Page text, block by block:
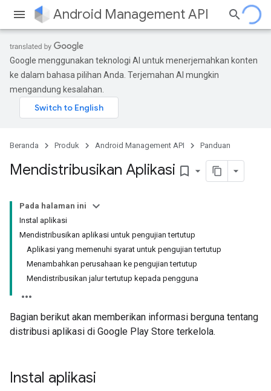
Android Management API
Google menggunakan teknologi AI untuk menerjemahkan konten
ke dalam bahasa pilihan Anda. Terjemahan AI mungkin
mengandung kesalahan.
Beranda Produk Android Management API Panduan
Mendistribusikan Aplikasi bookmark_border
Pada halaman ini
Instal aplikasi
Mendistribusikan aplikasi untuk pengujian tertutup
Aplikasi yang memenuhi syarat untuk pengujian tertutup
Menambahkan perusahaan ke pengujian tertutup
Mendistribusikan jalur tertutup kepada pengguna
Bagian berikut akan memberikan informasi berguna tentang
distribusi aplikasi di Google Play Store terkelola.
Instal aplikasi